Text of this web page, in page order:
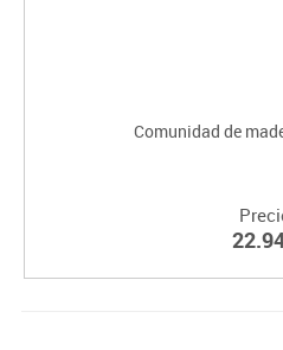
Comunidad de